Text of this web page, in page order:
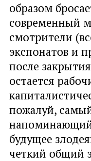
образом
современный
смотрители
экспонатов и
после
остается
пожалуй,
будущее
четкий общий